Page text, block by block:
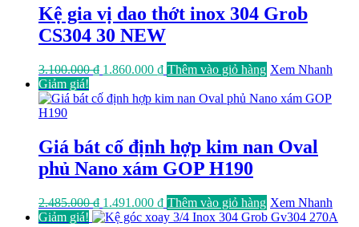
Kệ gia vị dao thớt inox 304 Grob
CS304 30 NEW
3.100.000₫ Giá
là:
1.860.000 ₫Giá
tại
Thêm vào giỏ hàng Xem Nhanh
Giảm giá!
Giá bát cố định hợp kim nan Oval
phủ Nano xám GOP H190
2.485.000₫ Giá
gốc
1.491.000 ₫Giá
hiện
Thêm vào giỏ hàng Xem Nhanh
Giảm giá!